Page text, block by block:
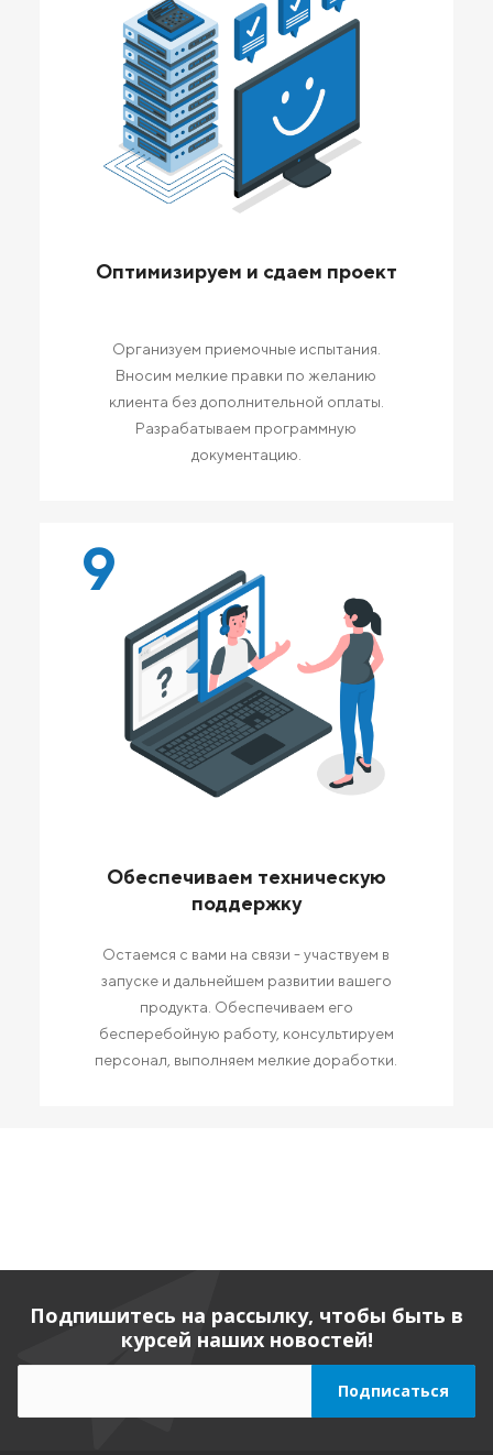
Оптимизируем и сдаем проект
Организуем приемочные испытания.
Вносим мелкие правки по желанию
клиента без дополнительной оплаты.
Разрабатываем программную
документацию.
9
Обеспечиваем техническую
поддержку
Остаемся с вами на связи - участвуем в
запуске и дальнейшем развитии вашего
продукта. Обеспечиваем его
бесперебойную работу, консультируем
персонал, выполняем мелкие доработки.
Подпишитесь на рассылку, чтобы быть в
курсей наших новостей!